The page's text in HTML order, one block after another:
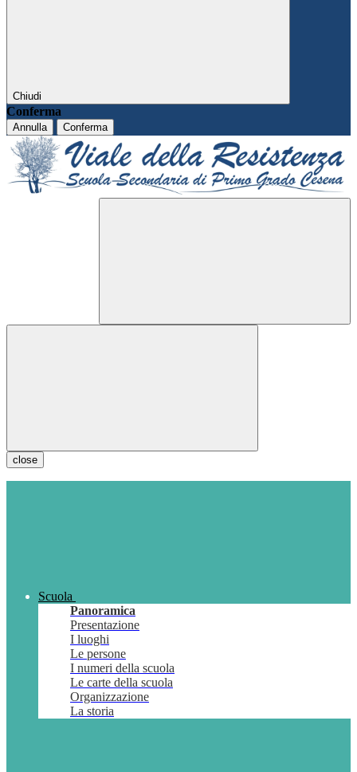
Chiudi
Conferma
Annulla Conferma
close
Scuola
Panoramica
Presentazione
I luoghi
Le persone
I numeri della scuola
Le carte della scuola
Organizzazione
La storia